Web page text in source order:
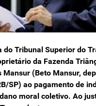
do Tribunal Superior do
da Fazenda
Mansur (Beto Mansur,
SP) ao pagamento de
moral coletivo. Ao